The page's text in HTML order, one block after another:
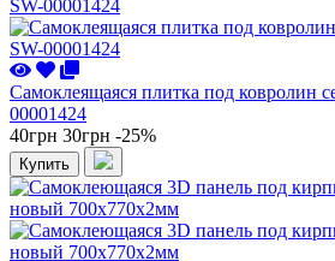
Самоклеящаяся плитка под ковролин
00001424
40грн 30грн -25%
Купить